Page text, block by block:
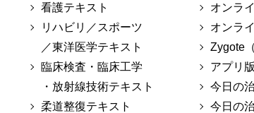
看護テキスト
リハビリ／スポーツ
／東洋医学テキスト
臨床検査・臨床工学
・放射線技術テキスト
柔道整復テキスト
オンラ
オンラ
Zygote
アプリ
今日の
今日の